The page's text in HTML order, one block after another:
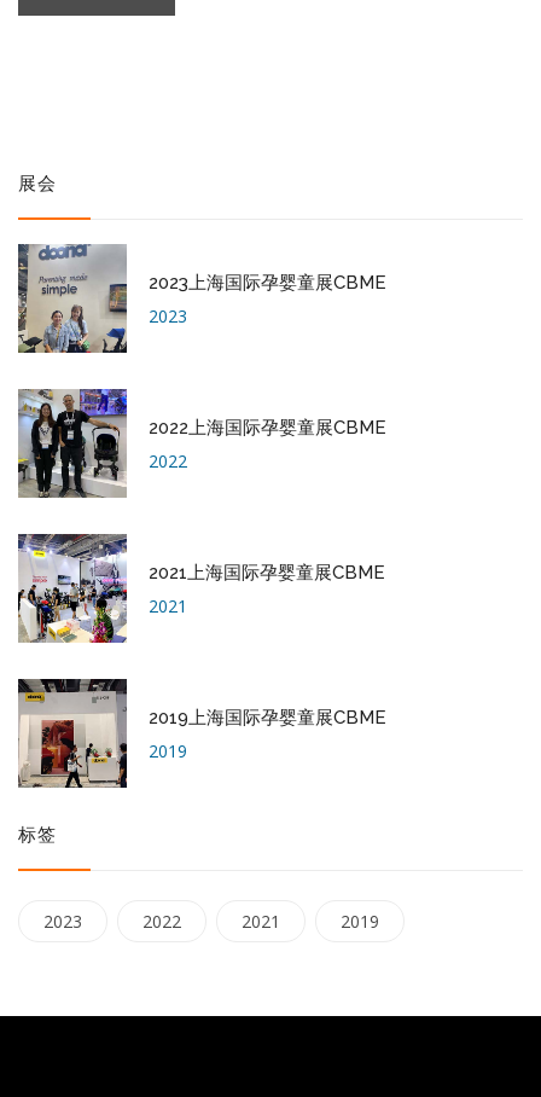
展会
2023上海国际孕婴童展CBME
2023
2022上海国际孕婴童展CBME
2022
2021上海国际孕婴童展CBME
2021
2019上海国际孕婴童展CBME
2019
标签
2023 2022 2021 2019